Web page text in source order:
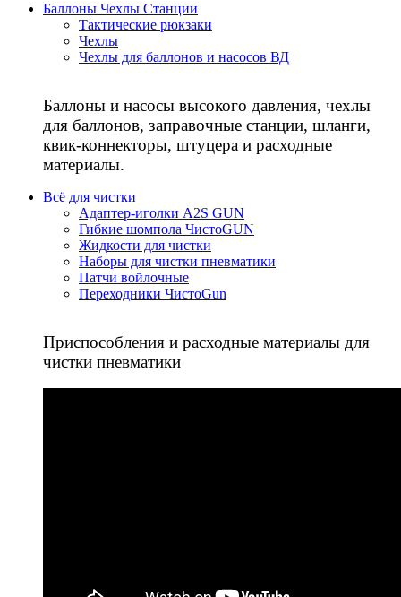
Баллоны Чехлы Станции
Тактические рюкзаки
Чехлы
Чехлы для баллонов и насосов ВД
Баллоны и насосы высокого давления, чехлы
для баллонов, заправочные станции, шланги,
квик-коннекторы, штуцера и расходные
материалы.
Всё для чистки
Адаптер-иголки A2S GUN
Гибкие шомпола ЧистоGUN
Жидкости для чистки
Наборы для чистки пневматики
Патчи войлочные
Переходники ЧистоGun
Приспособления и расходные материалы для
чистки пневматики